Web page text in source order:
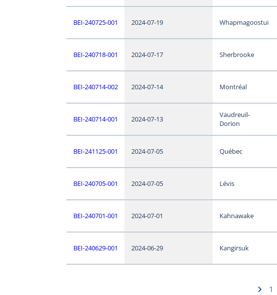
BEI-240725-001 2024-07-19 Whapmagoostui
BEI-240718-001 2024-07-17 Sherbrooke
BEI-240714-002 2024-07-14 Montréal
BEI-240714-001 2024-07-13
Vaudreuil-
Dorion
BEI-241125-001 2024-07-05 Québec
BEI-240705-001 2024-07-05 Lévis
BEI-240701-001 2024-07-01 Kahnawake
BEI-240629-001 2024-06-29 Kangirsuk
1